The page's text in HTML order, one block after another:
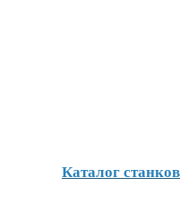
Каталог